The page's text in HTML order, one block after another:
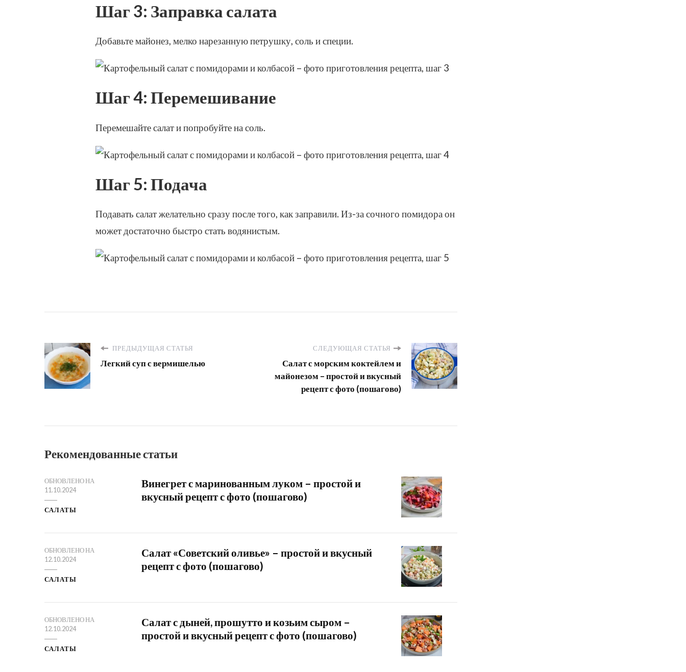
Шаг 3: Заправка салата
Добавьте майонез, мелко нарезанную петрушку, соль и специи.
Шаг 4: Перемешивание
Перемешайте салат и попробуйте на соль.
Шаг 5: Подача
Подавать салат желательно сразу после того, как заправили. Из-за сочного помидора он
может достаточно быстро стать водянистым.
ПРЕДЫДУЩАЯ СТАТЬЯ
Легкий суп с вермишелью
СЛЕДУЮЩАЯ СТАТЬЯ
Салат с морским коктейлем и
майонезом – простой и вкусный
рецепт с фото (пошагово)
Рекомендованные статьи
ОБНОВЛЕНО НА
11.10.2024
САЛАТЫ
Винегрет с маринованным луком – простой и
вкусный рецепт с фото (пошагово)
ОБНОВЛЕНО НА
12.10.2024
САЛАТЫ
Салат «Советский оливье» – простой и вкусный
рецепт с фото (пошагово)
ОБНОВЛЕНО НА
12.10.2024
САЛАТЫ
Салат с дыней, прошутто и козьим сыром –
простой и вкусный рецепт с фото (пошагово)